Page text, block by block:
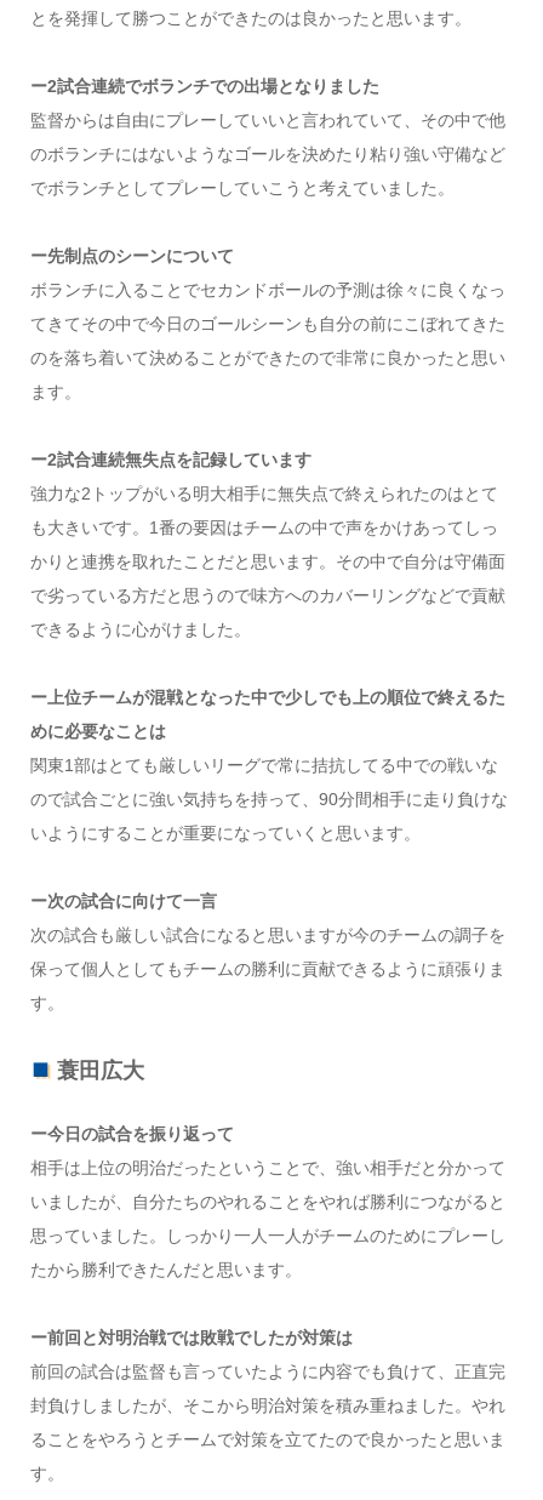
とを発揮して勝つことができたのは良かったと思います。
ー2試合連続でボランチでの出場となりました
監督からは自由にプレーしていいと言われていて、その中で他
のボランチにはないようなゴールを決めたり粘り強い守備など
でボランチとしてプレーしていこうと考えていました。
ー先制点のシーンについて
ボランチに入ることでセカンドボールの予測は徐々に良くなっ
てきてその中で今日のゴールシーンも自分の前にこぼれてきた
のを落ち着いて決めることができたので非常に良かったと思い
ます。
ー2試合連続無失点を記録しています
強力な2トップがいる明大相手に無失点で終えられたのはとて
も大きいです。1番の要因はチームの中で声をかけあってしっ
かりと連携を取れたことだと思います。その中で自分は守備面
で劣っている方だと思うので味方へのカバーリングなどで貢献
できるように心がけました。
ー上位チームが混戦となった中で少しでも上の順位で終えるた
めに必要なことは
関東1部はとても厳しいリーグで常に拮抗してる中での戦いな
ので試合ごとに強い気持ちを持って、90分間相手に走り負けな
いようにすることが重要になっていくと思います。
ー次の試合に向けて一言
次の試合も厳しい試合になると思いますが今のチームの調子を
保って個人としてもチームの勝利に貢献できるように頑張りま
す。
蓑田広大
ー今日の試合を振り返って
相手は上位の明治だったということで、強い相手だと分かって
いましたが、自分たちのやれることをやれば勝利につながると
思っていました。しっかり一人一人がチームのためにプレーし
たから勝利できたんだと思います。
ー前回と対明治戦では敗戦でしたが対策は
前回の試合は監督も言っていたように内容でも負けて、正直完
封負けしましたが、そこから明治対策を積み重ねました。やれ
ることをやろうとチームで対策を立てたので良かったと思いま
す。